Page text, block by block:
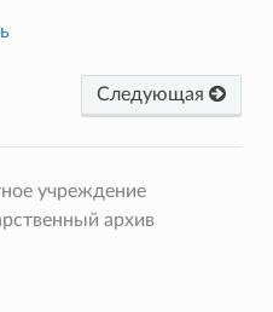
Следующая
учреждение
архив